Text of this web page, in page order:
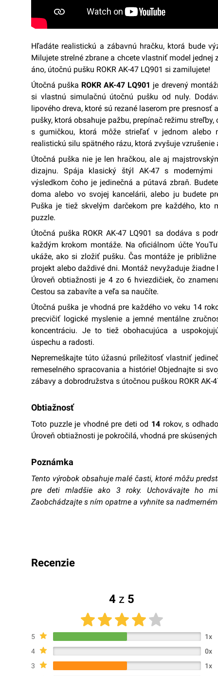
Hľadáte realistickú a zábavnú hračku, ktorá bude
Milujete strelné zbrane a chcete vlastniť model
áno, útočnú pušku ROKR AK-47 LQ901 si zamilujete!
Útočná puška ROKR AK-47 LQ901 je drevený
si vlastnú simulačnú útočnú pušku od nuly.
lipového dreva, ktoré sú rezané laserom pre
pušky, ktorá obsahuje pažbu, prepínač režimu
s gumičkou, ktorá môže strieľať v jednom alebo
realistickú silu spätného rázu, ktorá zvyšuje
Útočná puška nie je len hračkou, ale aj
dizajnu. Spája klasický štýl AK-47 s modernými
výsledkom čoho je jedinečná a pútavá zbraň.
doma alebo vo svojej kancelárii, alebo ju budete
Puška je tiež skvelým darčekom pre každého, kto
puzzle.
Útočná puška ROKR AK-47 LQ901 sa dodáva s
každým krokom montáže. Na oficiálnom účte
ukáže, ako si zložiť pušku. Čas montáže je
projekt alebo daždivé dni. Montáž nevyžaduje
Úroveň obtiažnosti je 4 zo 6 hviezdičiek, čo
Cestou sa zabavíte a veľa sa naučíte.
Útočná puška je vhodná pre každého vo veku 14
precvičiť logické myslenie a jemné mentálne
koncentráciu. Je to tiež obohacujúca a
úspechu a radosti.
Nepremeškajte túto úžasnú príležitosť vlastniť
remeselného spracovania a histórie! Objednajte si
zábavy a dobrodružstva s útočnou puškou ROKR AK-
Obtiažnosť
Toto puzzle je vhodné pre deti od 14rokov, s
Úroveň obtiažnosti je pokročilá, vhodná pre
Poznámka
Tento výrobok obsahuje malé časti, ktoré môžu
pre deti mladšie ako 3 roky. Uchovávajte ho
Zaobchádzajte s ním opatrne a vyhnite sa
recenzie
4 z 5
5
1x
4
0x
3
1x